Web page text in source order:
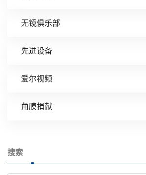
无镜俱乐部
先进设备
爱尔视频
角膜捐献
搜索